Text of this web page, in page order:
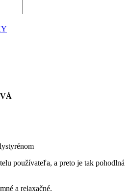
používateľa, a preto je tak pohodlná
a relaxačné.